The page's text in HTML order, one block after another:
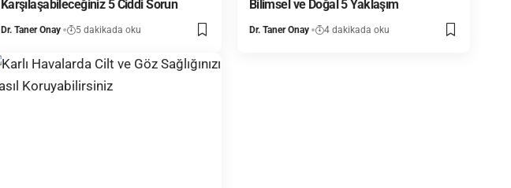
Karşılaşabileceğiniz 5 Ciddi Sorun
Dr. Taner Onay 5 dakikada oku
Bilimsel ve Doğal 5 Yaklaşım
Dr. Taner Onay 4 dakikada oku